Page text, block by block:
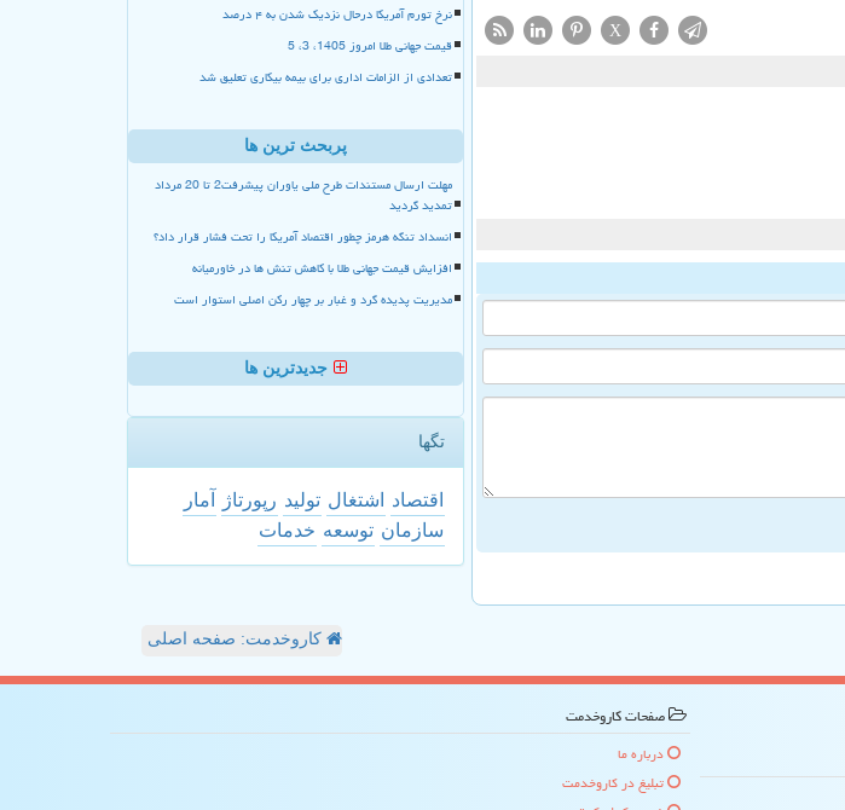
X
نرخ تورم آمریکا درحال نزدیک شدن به ۴ درصد
قیمت جهانی طلا امروز 1405، 3، 5
تعدادی از الزامات اداری برای بیمه بیکاری تعلیق شد
پربحث ترین ها
مهلت ارسال مستندات طرح ملی یاوران پیشرفت2 تا 20 مرداد
تمدید گردید
انسداد تنگه هرمز چطور اقتصاد آمریکا را تحت فشار قرار داد؟
افزایش قیمت جهانی طلا با کاهش تنش ها در خاورمیانه
مدیریت پدیده گرد و غبار بر چهار رکن اصلی استوار است
جدیدترین ها
تگها
اقتصاد اشتغال تولید رپورتاژ
آمار
سازمان توسعه خدمات
کاروخدمت: صفحه اصلی
صفحات كاروخدمت
درباره ما
تبلیغ در كاروخدمت